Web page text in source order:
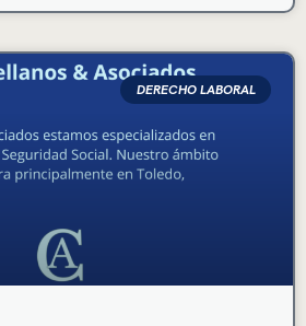
DERECHO LABORAL